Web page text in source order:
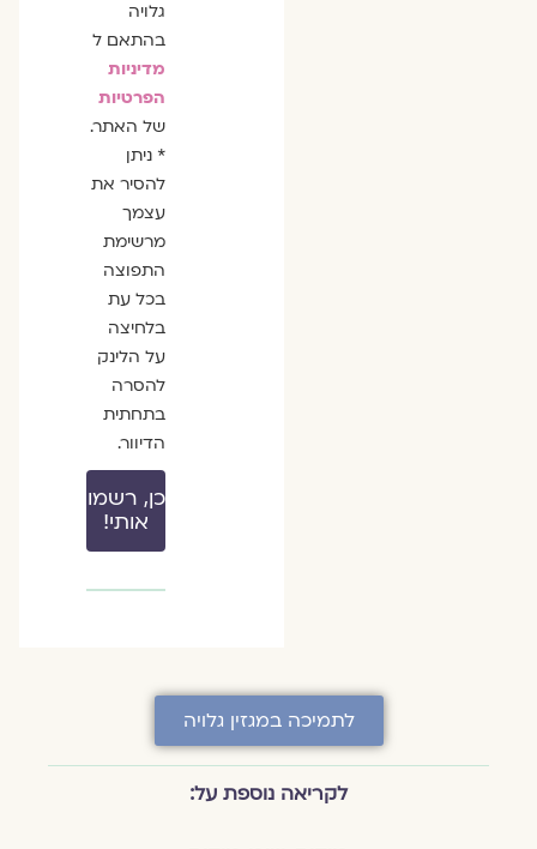
גלויה
בהתאם ל
מדיניות
הפרטיות
של האתר.
* ניתן
להסיר את
עצמך
מרשימת
התפוצה
בכל עת
בלחיצה
על הלינק
להסרה
בתחתית
הדיוור.
כן, רשמו
אותי!
לתמיכה במגזין גלויה
לקריאה נוספת על: